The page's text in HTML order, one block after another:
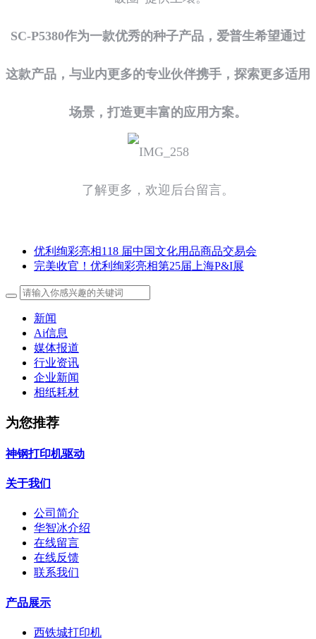
SC-P5380作为一款优秀的种子产品，爱普生希望通过
这款产品，与业内更多的专业伙伴携手，探索更多适用
场景，打造更丰富的应用方案。
了解更多，欢迎后台留言。
优利绚彩亮相118 届中国文化用品商品交易会
完美收官！优利绚彩亮相第25届上海P&I展
新闻
Ai信息
媒体报道
行业资讯
企业新闻
相纸耗材
为您推荐
神钢打印机驱动
关于我们
公司简介
华智冰介绍
在线留言
在线反馈
联系我们
产品展示
西铁城打印机